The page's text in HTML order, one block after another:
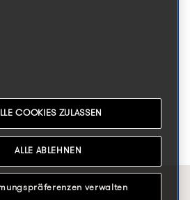
COOKIES ZULASSEN
ALLE ABLEHNEN
verwalten